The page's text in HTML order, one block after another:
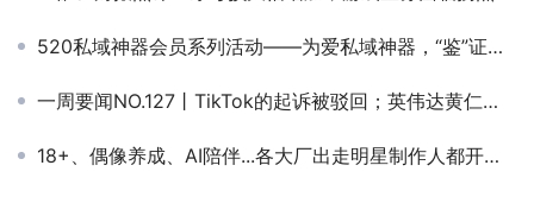
520私域神器会员系列活动——为爱私域神器，“鉴”证心声
一周要闻NO.127丨TikTok的起诉被驳回；英伟达黄仁勋被曝避税80亿美元；腾讯拿下库洛51%股权；多款社交应用在海外下架
18+、偶像养成、AI陪伴...各大厂出走明星制作人都开始下场“女性向赛道”，乐元素也加码了